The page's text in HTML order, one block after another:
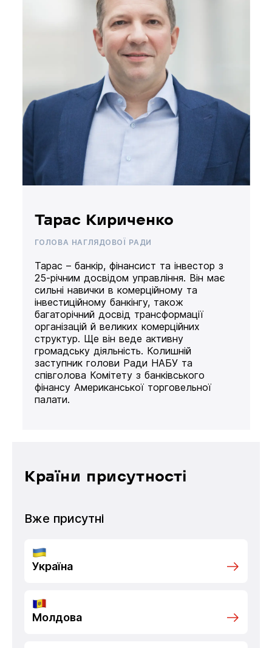
Тарас Кириченко
ГОЛОВА НАГЛЯДОВОЇ РАДИ
Тарас – банкір, фінансист та інвестор з
25-річним досвідом управління. Він має
сильні навички в комерційному та
інвестиційному банкінгу, також
багаторічний досвід трансформації
організацій й великих комерційних
структур. Ще він веде активну
громадську діяльність. Колишній
заступник голови Ради НАБУ та
співголова Комітету з банківського
фінансу Американської торговельної
палати.
Країни присутності
Вже присутні
Україна
Молдова